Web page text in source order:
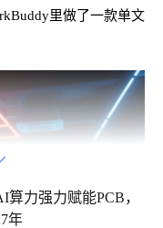
里做了一款单文
力强力赋能PCB，
年